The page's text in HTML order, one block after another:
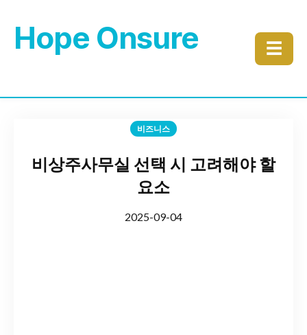
Hope Onsure ☰
비즈니스
비상주사무실 선택 시 고려해야 할
요소
2025-09-04